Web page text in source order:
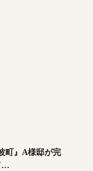
町』A様邸が完
…